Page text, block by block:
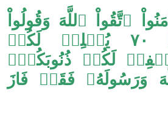
ٱتَّقُواْ ٱللَّهَ وَقُولُواْ
قَوۡلًا سَدِيدًا ٧٠ يُصۡلِحۡ لَكُمۡ
لَكُمۡ ذُنُوبَكُمۡۗ
وَرَسُولَهُۥ فَقَدۡ فَازَ